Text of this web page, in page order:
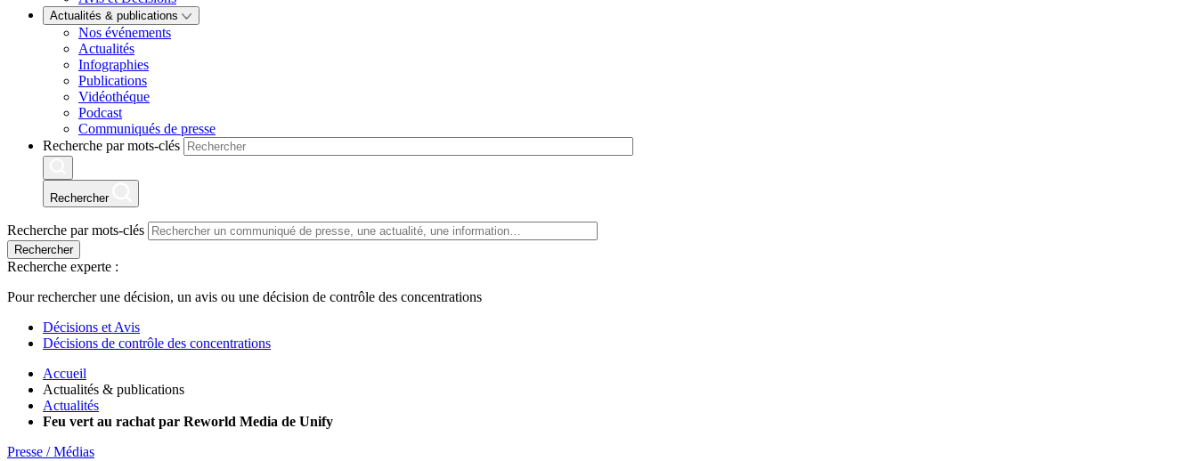
Actualités & publications
Nos événements
Actualités
Infographies
Publications
Vidéothéque
Podcast
Communiqués de presse
Recherche par mots-clés
Rechercher
Recherche par mots-clés
Rechercher
Recherche experte :
Pour rechercher une décision, un avis ou une décision de contrôle des concentrations
Décisions et Avis
Décisions de contrôle des concentrations
Accueil
Actualités & publications
Actualités
Feu vert au rachat par Reworld Media de Unify
Presse / Médias